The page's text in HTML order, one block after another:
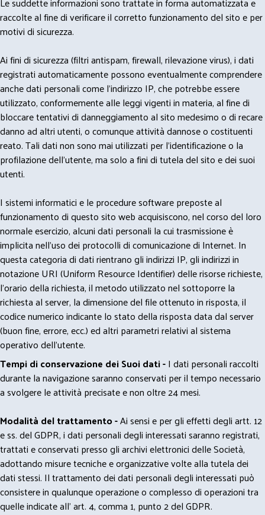
raccolte al fine di verificare il corretto funzionamento del sito e per
motivi di sicurezza.
Ai fini di sicurezza (filtri antispam, firewall, rilevazione virus), i dati
registrati automaticamente possono eventualmente comprendere
anche dati personali come l'indirizzo IP, che potrebbe essere
utilizzato, conformemente alle leggi vigenti in materia, al fine di
bloccare tentativi di danneggiamento al sito medesimo o di recare
danno ad altri utenti, o comunque attività dannose o costituenti
reato. Tali dati non sono mai utilizzati per l'identificazione o la
profilazione dell'utente, ma solo a fini di tutela del sito e dei suoi
utenti.
I sistemi informatici e le procedure software preposte al
funzionamento di questo sito web acquisiscono, nel corso del loro
normale esercizio, alcuni dati personali la cui trasmissione è
implicita nell'uso dei protocolli di comunicazione di Internet. In
questa categoria di dati rientrano gli indirizzi IP, gli indirizzi in
notazione URI (Uniform Resource Identifier) delle risorse richieste,
l'orario della richiesta, il metodo utilizzato nel sottoporre la
richiesta al server, la dimensione del file ottenuto in risposta, il
codice numerico indicante lo stato della risposta data dal server
(buon fine, errore, ecc.) ed altri parametri relativi al sistema
operativo dell'utente.
Tempi di conservazione dei Suoi dati -I dati personali raccolti
durante la navigazione saranno conservati per il tempo necessario
a svolgere le attività precisate e non oltre 24 mesi.
Modalità del trattamento -Ai sensi e per gli effetti degli artt. 12
e ss. del GDPR, i dati personali degli interessati saranno registrati,
trattati e conservati presso gli archivi elettronici delle Società,
adottando misure tecniche e organizzative volte alla tutela dei
dati stessi. Il trattamento dei dati personali degli interessati può
consistere in qualunque operazione o complesso di operazioni tra
quelle indicate all' art. 4, comma 1, punto 2 del GDPR.